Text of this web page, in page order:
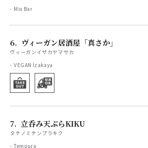
Mix Bar
6. ヴィーガン居酒屋「真さか」
ヴィーガンイザカヤマサカ
VEGAN Izakaya
7. 立呑み天ぷらKIKU
タチノミテンプラキク
Tempura